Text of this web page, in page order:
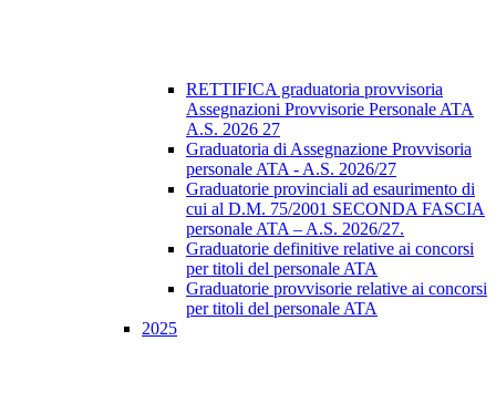
RETTIFICA graduatoria provvisoria
Assegnazioni Provvisorie Personale ATA
A.S. 2026 27
Graduatoria di Assegnazione Provvisoria
personale ATA - A.S. 2026/27
Graduatorie provinciali ad esaurimento di
cui al D.M. 75/2001 SECONDA FASCIA
personale ATA – A.S. 2026/27.
Graduatorie definitive relative ai concorsi
per titoli del personale ATA
Graduatorie provvisorie relative ai concorsi
per titoli del personale ATA
2025